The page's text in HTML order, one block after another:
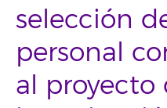
selección
personal
al proyecto